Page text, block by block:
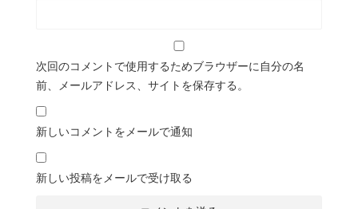
次回のコメントで使用するためブラウザーに自分の名
前、メールアドレス、サイトを保存する。
新しいコメントをメールで通知
新しい投稿をメールで受け取る